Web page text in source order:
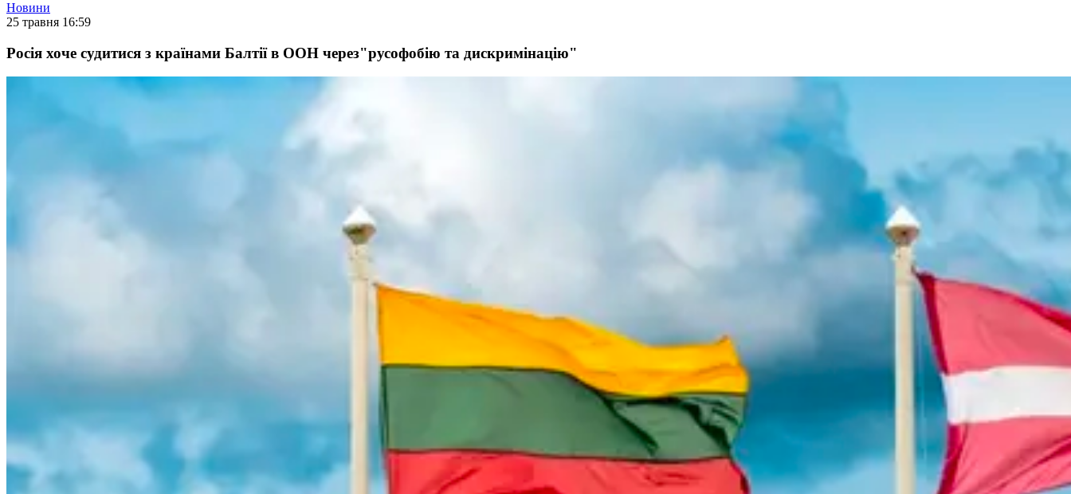
Новини
25 травня 16:59
Росія хоче судитися з країнами Балтії в ООН через"русофобію та дискримінацію"